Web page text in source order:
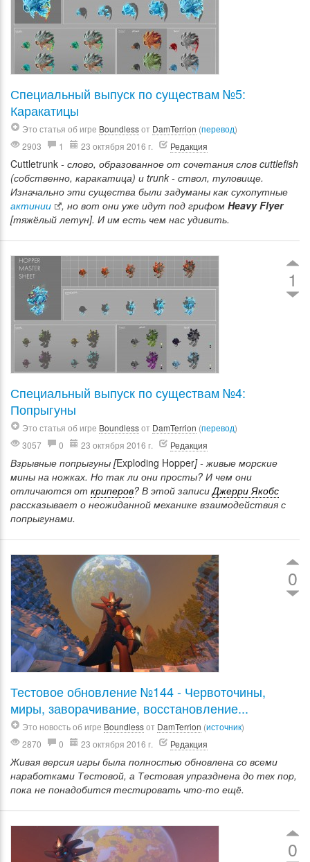
Специальный выпуск по существам №5:
Каракатицы
Это статья об игре Boundlessот DamTerrion (перевод)
2903
1 23 октября 2016 г. Редакция
Cuttletrunk - слово, образованное от сочетания слов cuttlefish
(собственно, каракатица) и trunk - ствол, туловище.
Изначально эти существа были задуманы как сухопутные
актинии
, но вот они уже идут под грифом Heavy Flyer
[тяжёлый летун]. И им есть чем нас удивить.
1
Специальный выпуск по существам №4:
Попрыгуны
Это статья об игре Boundlessот DamTerrion (перевод)
3057
0 23 октября 2016 г. Редакция
Взрывные попрыгуны [Exploding Hopper] - живые морские
мины на ножках. Но так ли они просты? И чем они
отличаются от криперов? В этой записиДжерри Якобс
рассказывает о неожиданной механике взаимодействия с
попрыгунами.
0
Тестовое обновление №144 - Червоточины,
миры, заворачивание, восстановление...
Это новость об игре Boundlessот DamTerrion (источник)
2870
0 23 октября 2016 г. Редакция
Живая версия игры была полностью обновлена со всеми
наработками Тестовой, а Тестовая упразднена до тех пор,
пока не понадобится тестировать что-то ещё.
0